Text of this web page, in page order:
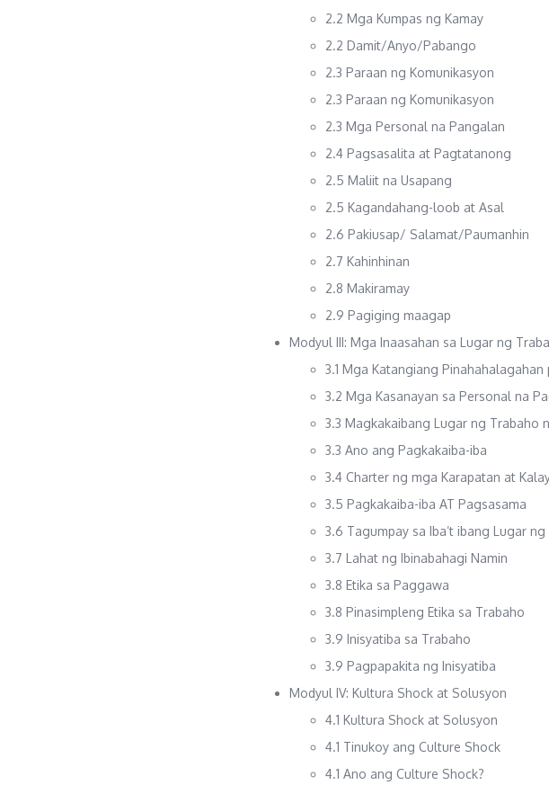
2.2 Mga Kumpas ng Kamay
2.2 Damit/Anyo/Pabango
2.3 Paraan ng Komunikasyon
2.3 Paraan ng Komunikasyon
2.3 Mga Personal na Pangalan
2.4 Pagsasalita at Pagtatanong
2.5 Maliit na Usapang
2.5 Kagandahang-loob at Asal
2.6 Pakiusap/ Salamat/Paumanhin
2.7 Kahinhinan
2.8 Makiramay
2.9 Pagiging maagap
Modyul III: Mga Inaasahan sa Lugar ng
3.1 Mga Katangiang
3.2 Mga Kasanayan sa Personal na
3.3 Magkakaibang Lugar ng Trabaho
3.3 Ano ang Pagkakaiba-iba
3.4 Charter ng mga Karapatan at
3.5 Pagkakaiba-iba AT Pagsasama
3.6 Tagumpay sa Iba’t ibang Lugar
3.7 Lahat ng Ibinabahagi Namin
3.8 Etika sa Paggawa
3.8 Pinasimpleng Etika sa Trabaho
3.9 Inisyatiba sa Trabaho
3.9 Pagpapakita ng Inisyatiba
Modyul IV: Kultura Shock at Solusyon
4.1 Kultura Shock at Solusyon
4.1 Tinukoy ang Culture Shock
4.1 Ano ang Culture Shock?